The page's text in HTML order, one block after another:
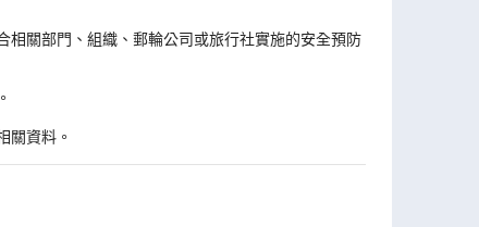
關部門、組織、郵輪公司或旅行社實施的安全預防
關資料。